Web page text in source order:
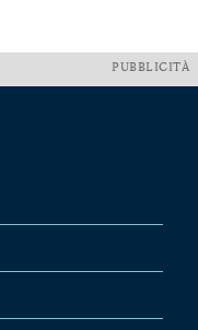
PUBBLICITÀ